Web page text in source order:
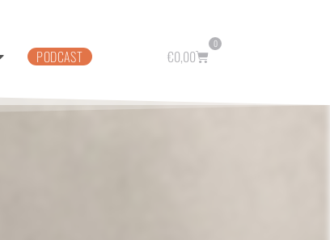
PODCAST €0,00
0